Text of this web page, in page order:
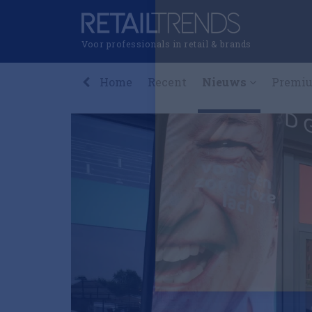
Voor professionals in retail & brands
Home Recent Nieuws